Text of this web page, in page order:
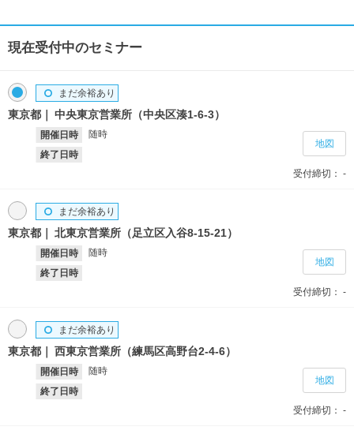
現在受付中のセミナー
東京都 中央東京営業所（中央区湊1-6-3）
開催日時
随時
終了日時
まだ余裕あり
受付締切： -
地図
東京都 北東京営業所（足立区入谷8‐15‐21）
開催日時
随時
終了日時
まだ余裕あり
受付締切： -
地図
東京都 西東京営業所（練馬区高野台2‐4‐6）
開催日時
随時
終了日時
まだ余裕あり
受付締切： -
地図